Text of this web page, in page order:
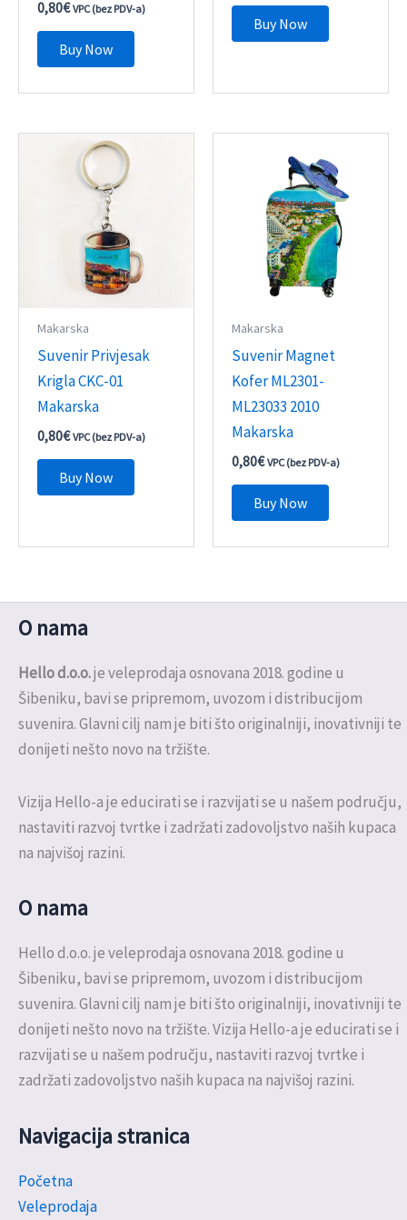
0,80€ VPC (bez PDV-a)
Buy Now
Buy Now
Makarska
Suvenir Privjesak
Krigla CKC-01
Makarska
0,80€ VPC (bez PDV-a)
Buy Now
Makarska
Suvenir Magnet
Kofer ML2301-
ML23033 2010
Makarska
0,80€ VPC (bez PDV-a)
Buy Now
O nama
Hello d.o.o.je veleprodaja osnovana 2018. godine u
Šibeniku, bavi se pripremom, uvozom i distribucijom
suvenira. Glavni cilj nam je biti što originalniji, inovativniji te
donijeti nešto novo na tržište.
Vizija Hello-a je educirati se i razvijati se u našem području,
nastaviti razvoj tvrtke i zadržati zadovoljstvo naših kupaca
na najvišoj razini.
O nama
Hello d.o.o. je veleprodaja osnovana 2018. godine u
Šibeniku, bavi se pripremom, uvozom i distribucijom
suvenira. Glavni cilj nam je biti što originalniji, inovativniji te
donijeti nešto novo na tržište. Vizija Hello-a je educirati se i
razvijati se u našem području, nastaviti razvoj tvrtke i
zadržati zadovoljstvo naših kupaca na najvišoj razini.
Navigacija stranica
Početna
Veleprodaja